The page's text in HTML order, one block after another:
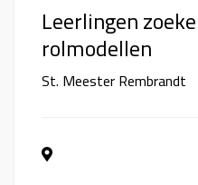
Leerlingen
rolmodellen
St. Meester Rembrandt